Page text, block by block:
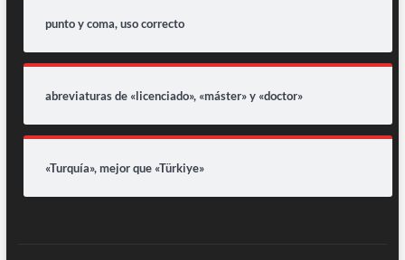
punto y coma, uso correcto
abreviaturas de «licenciado», «máster» y «doctor»
«Turquía», mejor que «Türkiye»